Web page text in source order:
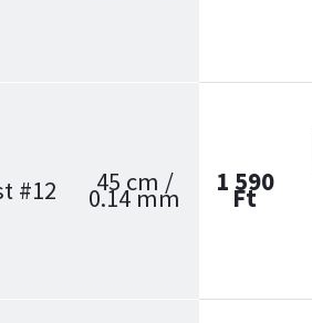
#12 45 cm /
0.14 mm
1 590
Ft